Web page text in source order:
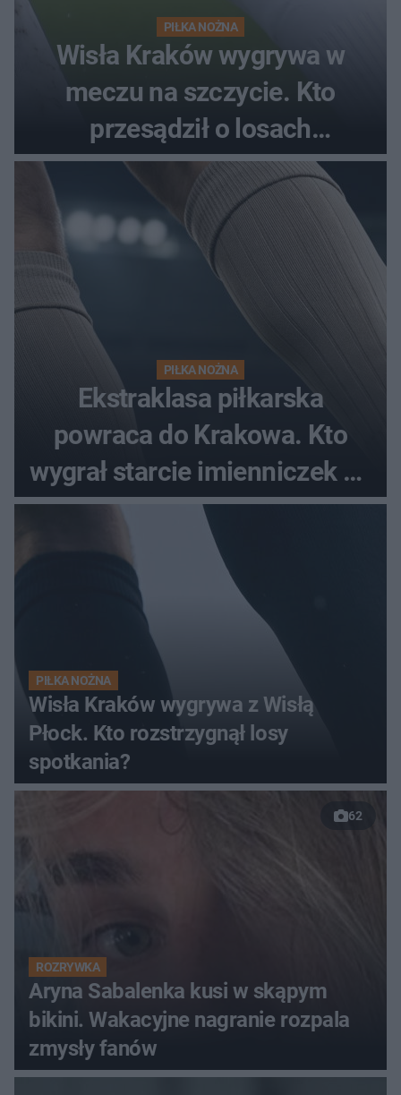
PIŁKA NOŻNA
Wisła Kraków wygrywa w
meczu na szczycie. Kto
przesądził o losach
spotkania?
PIŁKA NOŻNA
Ekstraklasa piłkarska
powraca do Krakowa. Kto
wygrał starcie imienniczek na
pełnym stadionie
PIŁKA NOŻNA
Wisła Kraków wygrywa z Wisłą
Płock. Kto rozstrzygnął losy
spotkania?
62
ROZRYWKA
Aryna Sabalenka kusi w skąpym
bikini. Wakacyjne nagranie rozpala
zmysły fanów